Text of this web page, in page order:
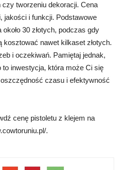
tworzeniu dekoracji. Cena
jakości i funkcji. Podstawowe
30 złotych, podczas gdy
kosztować nawet kilkaset złotych.
i oczekiwań. Pamiętaj jednak,
inwestycja, która może Ci się
czasu i efektywność
cenę pistoletu z klejem na
.